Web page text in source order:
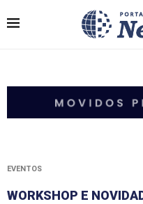
EVENTOS
WORKSHOP E